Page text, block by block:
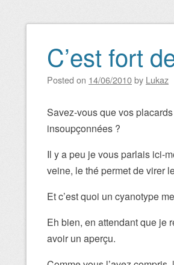
Navigation des
C’est fort
Posted on 14/06/2010by Lukaz
Savez-vous que vos
insoupçonnées ?
Il y a peu je vous parlais ici-
veine, le thé permet de virer
Et c’est quoi un cyanotype
Eh bien, en attendant que je
avoir un aperçu.